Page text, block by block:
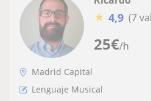
25€/h
★ 4,9 (7
Madrid Capital
Lenguaje Musical